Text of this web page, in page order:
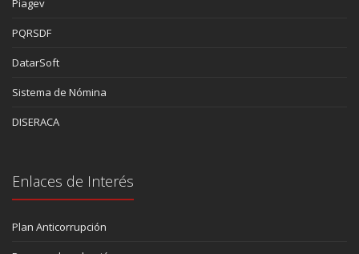
Piagev
PQRSDF
DatarSoft
Sistema de Nómina
DISERACA
Enlaces de Interés
Plan Anticorrupción